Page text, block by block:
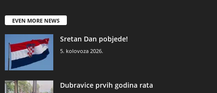
EVEN MORE NEWS
Sretan Dan pobjede!
5. kolovoza 2026.
Dubravice prvih godina rata